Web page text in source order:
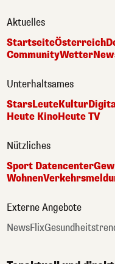
Aktuelles
StartseiteÖsterreich
CommunityWetter
Unterhaltsames
StarsLeuteKultur
Heute KinoHeute TV
Nützliches
Sport Datencenter
Wohnen
Externe Angebote
NewsFlix